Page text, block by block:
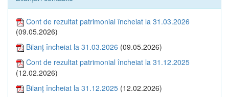
Cont de rezultat patrimonial încheiat la 31.03.2026
(09.05.2026)
Bilanţ încheiat la 31.03.2026 (09.05.2026)
Cont de rezultat patrimonial încheiat la 31.12.2025
(12.02.2026)
Bilanţ încheiat la 31.12.2025 (12.02.2026)